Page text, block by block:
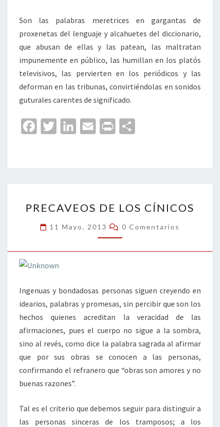
Son las palabras meretrices en gargantas de
proxenetas del lenguaje y alcahuetes del diccionario,
que abusan de ellas y las patean, las maltratan
impunemente en público, las humillan en los platós
televisivos, las pervierten en los periódicos y las
deforman en las tribunas, convirtiéndolas en sonidos
guturales carentes de significado.
Fa
o
o
k
T
er
Li
dI
n
E
l
Pr
p
ar
tir
DE
LOS
CÍNICOS
PRECAVEOS DE LOS CÍNICOS
11 Mayo, 2013 Comentarios
0 Comentarios
Ingenuas y bondadosas personas siguen creyendo en
idearios, palabras y promesas, sin percibir que son los
hechos quienes acreditan la veracidad de las
afirmaciones, pues el cuerpo no sigue a la sombra,
sino al revés, como dice la palabra sagrada al afirmar
que por sus obras se conocen a las personas,
confirmando el refranero que “obras son amores y no
buenas razones”.
Tal es el criterio que debemos seguir para distinguir a
las personas sinceras de los tramposos; a los